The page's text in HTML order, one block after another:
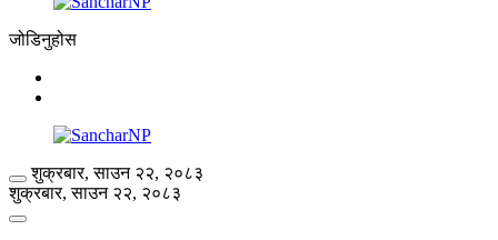
जोडिनुहोस
शुक्रबार, साउन २२, २०८३
शुक्रबार, साउन २२, २०८३